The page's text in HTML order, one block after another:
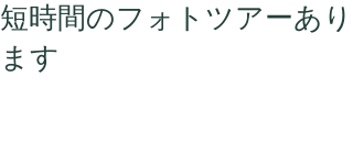
短時間のフォトツアーあり
ます